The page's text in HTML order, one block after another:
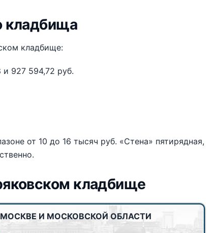
кладбища
кладбище:
927 594,72 руб.
от 10 до 16 тысяч руб. «Стена» пятирядная,
кладбище
И МОСКОВСКОЙ ОБЛАСТИ